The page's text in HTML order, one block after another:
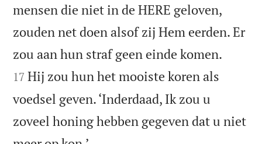
mensen die niet in de HERE geloven,
zouden net doen alsof zij Hem eerden. Er
zou aan hun straf geen einde komen.
17 Hij zou hun het mooiste koren als
voedsel geven. ‘Inderdaad, Ik zou u
zoveel honing hebben gegeven dat u niet